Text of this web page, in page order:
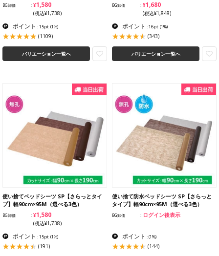
BG卸価 ¥1,580
(税込¥1,738)
ポイント : 15pt (1%)
(1109)
バリエーション一覧へ
BG卸価 ¥1,680
(税込¥1,848)
ポイント : 16pt (1%)
(343)
バリエーション一覧へ
使い捨てベッドシーツ SP【さらっとタイ
プ】幅90cm×95M（選べる3色）
BG卸価 ¥1,580
(税込¥1,738)
ポイント : 15pt (1%)
(191)
使い捨て防水ベッドシーツ SP【さらっと
タイプ】幅90cm×95M（選べる3色）
BG卸価 ログイン後表示
ポイント :(1%)
(144)